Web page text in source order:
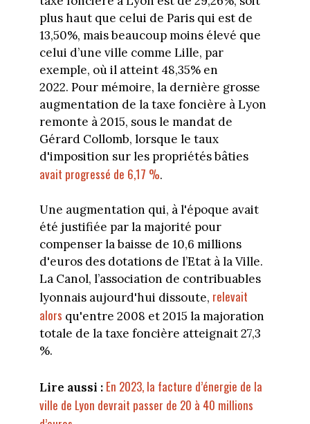
plus haut que celui de Paris qui est de
13,50%, mais beaucoup moins élevé que
celui d’une ville comme Lille, par
exemple, où il atteint 48,35% en
2022. Pour mémoire, la dernière grosse
augmentation de la taxe foncière à Lyon
remonte à 2015, sous le mandat de
Gérard Collomb, lorsque le taux
d'imposition sur les propriétés bâties
avait progressé de 6,17 %.
Une augmentation qui, à l'époque avait
été justifiée par la majorité pour
compenser la baisse de 10,6 millions
d'euros des dotations de l’Etat à la Ville.
La Canol, l’association de contribuables
lyonnais aujourd'hui dissoute, relevait
alors qu'entre 2008 et 2015 la majoration
totale de la taxe foncière atteignait 27,3
%.
Lire aussi : En 2023, la facture d’énergie de la
ville de Lyon devrait passer de 20 à 40 millions